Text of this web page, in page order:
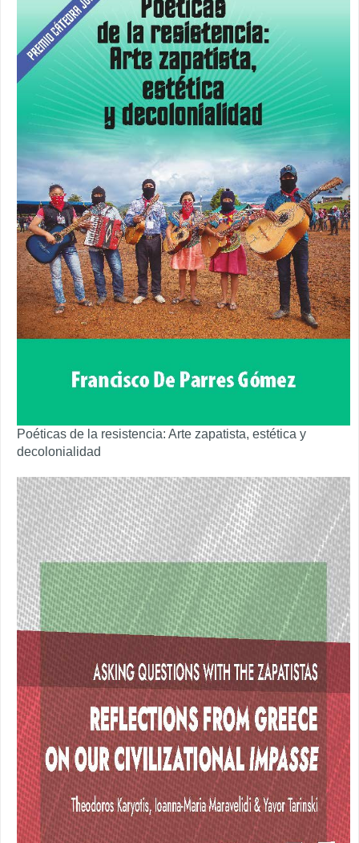
Poéticas de la resistencia: Arte zapatista, estética y
decolonialidad